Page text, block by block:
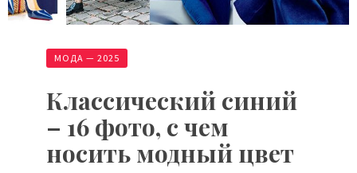
МОДА — 2025
Классический синий
– 16 фото, с чем
носить модный цвет